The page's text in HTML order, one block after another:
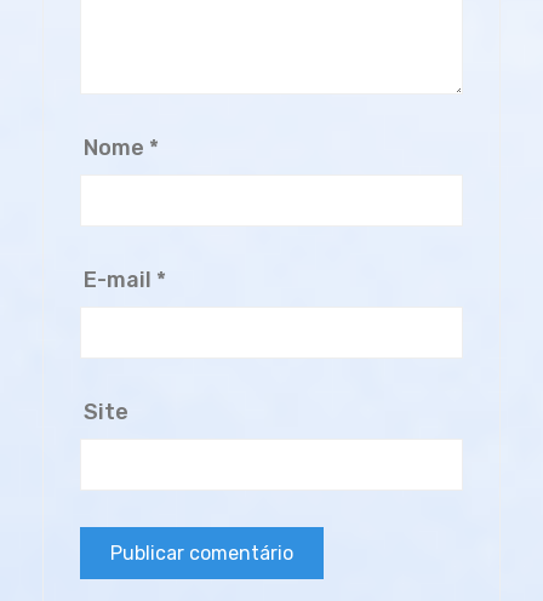
Nome *
E-mail *
Site